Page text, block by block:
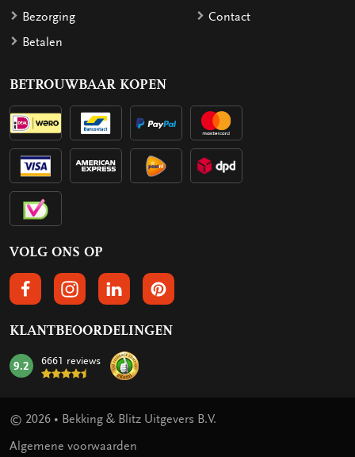
Bezorging
Betalen
Contact
BETROUWBAAR KOPEN
VOLG ONS OP
VOLGS ONS OP FACEBOOK
VOLG ONS OP INSTAGRAM
VOLG ONS OP LINKEDIN
VOLG ONS OP PINTEREST
KLANTBEOORDELINGEN
mark:
9.2 6661 reviews
© 2026 • Bekking & Blitz Uitgevers B.V.
Algemene voorwaarden